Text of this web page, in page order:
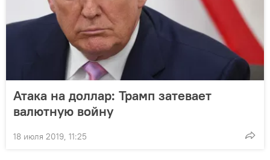
Атака на доллар: Трамп затевает
валютную войну
18 июля 2019, 11:25